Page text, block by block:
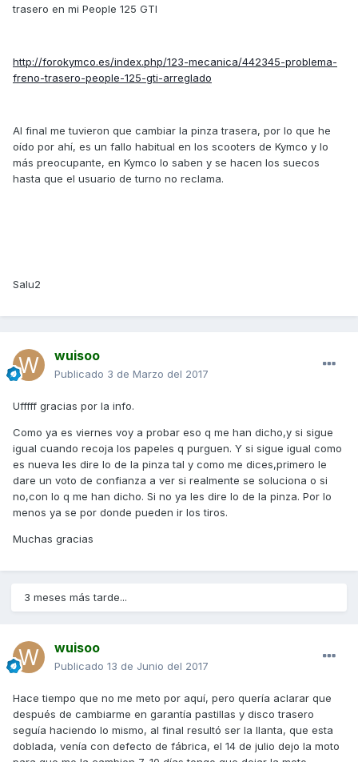
trasero en mi People 125 GTI
http://forokymco.es/index.php/123-mecanica/442345-problema-
freno-trasero-people-125-gti-arreglado
Al final me tuvieron que cambiar la pinza trasera, por lo que he
oído por ahí, es un fallo habitual en los scooters de Kymco y lo
más preocupante, en Kymco lo saben y se hacen los suecos
hasta que el usuario de turno no reclama.
Salu2
wuisoo
Publicado 3 de Marzo del 2017
Ufffff gracias por la info.
Como ya es viernes voy a probar eso q me han dicho,y si sigue
igual cuando recoja los papeles q purguen. Y si sigue igual como
es nueva les dire lo de la pinza tal y como me dices,primero le
dare un voto de confianza a ver si realmente se soluciona o si
no,con lo q me han dicho. Si no ya les dire lo de la pinza. Por lo
menos ya se por donde pueden ir los tiros.
Muchas gracias
3 meses más tarde...
wuisoo
Publicado 13 de Junio del 2017
Hace tiempo que no me meto por aquí, pero quería aclarar que
después de cambiarme en garantía pastillas y disco trasero
seguía haciendo lo mismo, al final resultó ser la llanta, que esta
doblada, venía con defecto de fábrica, el 14 de julio dejo la moto